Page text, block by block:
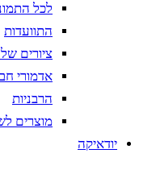
לכל
התוועדות
ציורים
אדמורי
הרבניות
מוצרים
יודאיקה